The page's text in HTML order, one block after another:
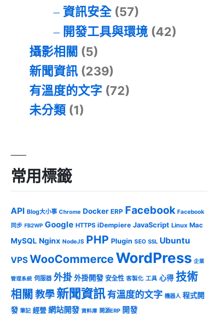
資訊安全(57)
開發工具與環境(42)
攝影相關 (5)
新聞資訊 (239)
有溫度的文字 (72)
未分類 (1)
常用標籤
API Blog大小事 Chrome Docker ERP Facebook Facebook
同步 FB2WP Google HTTPS iDempiere JavaScript Linux Mac
MySQL Nginx NodeJS PHP Plugin SEO SSL Ubuntu
VPSWooCommerceWordPress 企業
管理系統 伺服器 外掛 外掛開發 安全性 客製化 工具 心得 技術
相關 教學 新聞資訊有溫度的文字 機器人 程式開
發 筆記 經營 網站開發 資料庫 開源ERP 開發